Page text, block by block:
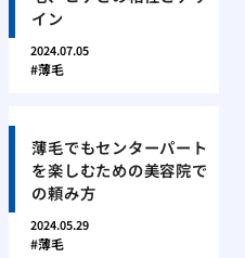
イン
2024.07.05
薄毛
薄毛でもセンターパート
を楽しむための美容院で
の頼み方
2024.05.29
薄毛